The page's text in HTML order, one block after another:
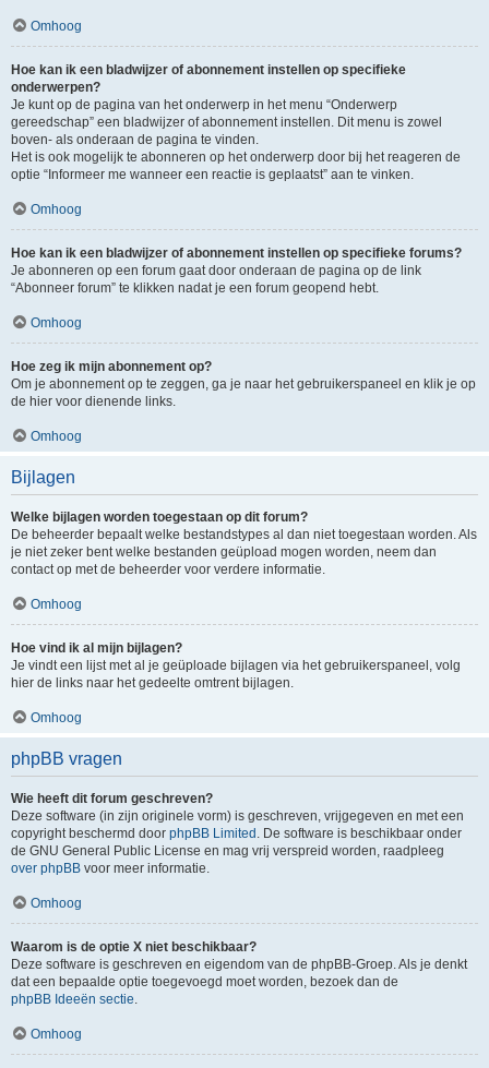
Omhoog
Hoe kan ik een bladwijzer of abonnement instellen op specifieke
onderwerpen?
Je kunt op de pagina van het onderwerp in het menu “Onderwerp
gereedschap” een bladwijzer of abonnement instellen. Dit menu is zowel
boven- als onderaan de pagina te vinden.
Het is ook mogelijk te abonneren op het onderwerp door bij het reageren de
optie “Informeer me wanneer een reactie is geplaatst” aan te vinken.
Omhoog
Hoe kan ik een bladwijzer of abonnement instellen op specifieke forums?
Je abonneren op een forum gaat door onderaan de pagina op de link
“Abonneer forum” te klikken nadat je een forum geopend hebt.
Omhoog
Hoe zeg ik mijn abonnement op?
Om je abonnement op te zeggen, ga je naar het gebruikerspaneel en klik je op
de hier voor dienende links.
Omhoog
Bijlagen
Welke bijlagen worden toegestaan op dit forum?
De beheerder bepaalt welke bestandstypes al dan niet toegestaan worden. Als
je niet zeker bent welke bestanden geüpload mogen worden, neem dan
contact op met de beheerder voor verdere informatie.
Omhoog
Hoe vind ik al mijn bijlagen?
Je vindt een lijst met al je geüploade bijlagen via het gebruikerspaneel, volg
hier de links naar het gedeelte omtrent bijlagen.
Omhoog
phpBB vragen
Wie heeft dit forum geschreven?
Deze software (in zijn originele vorm) is geschreven, vrijgegeven en met een
copyright beschermd door phpBB Limited . De software is beschikbaar onder
de GNU General Public License en mag vrij verspreid worden, raadpleeg
over phpBB voor meer informatie.
Omhoog
Waarom is de optie X niet beschikbaar?
Deze software is geschreven en eigendom van de phpBB-Groep. Als je denkt
dat een bepaalde optie toegevoegd moet worden, bezoek dan de
phpBB Ideeën sectie
Omhoog